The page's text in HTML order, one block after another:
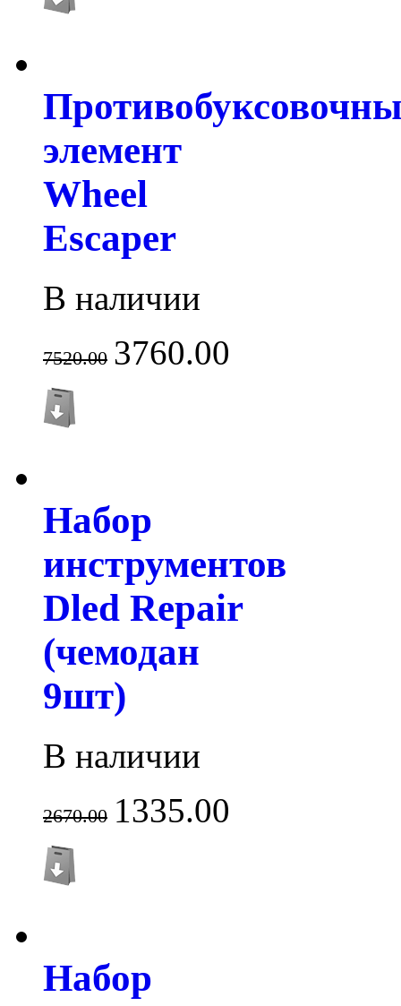
элемент
Wheel
Escaper
В наличии
7520.00 3760.00
Набор
инструментов
Dled Repair
(чемодан
9шт)
В наличии
2670.00 1335.00
Набор